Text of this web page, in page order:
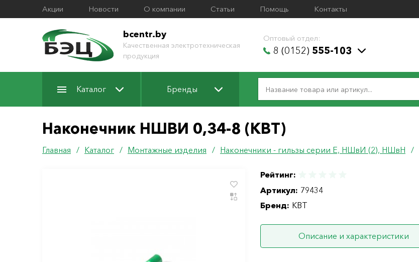
Акции Новости О компании Статьи Помощь Контакты
bcentr.by
Качественная электротехническая
продукция
Оптовый отдел:
8 (0152) 555-103
Каталог Бренды
Наконечник НШВИ 0,34-8 (КВТ)
Главная / Каталог / Монтажные изделия / Наконечники - гильзы серии Е, НШвИ (2), НШвН /
Рейтинг:
Артикул: 79434
Бренд: КВТ
Описание и характеристики